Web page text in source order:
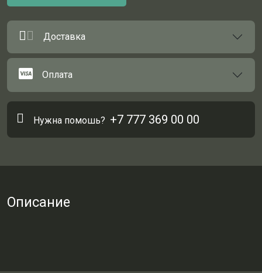
Доставка
Оплата
Нужна помошь? +7 777 369 00 00
Описание